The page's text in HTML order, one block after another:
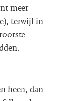
meer
terwijl in
heen, dan